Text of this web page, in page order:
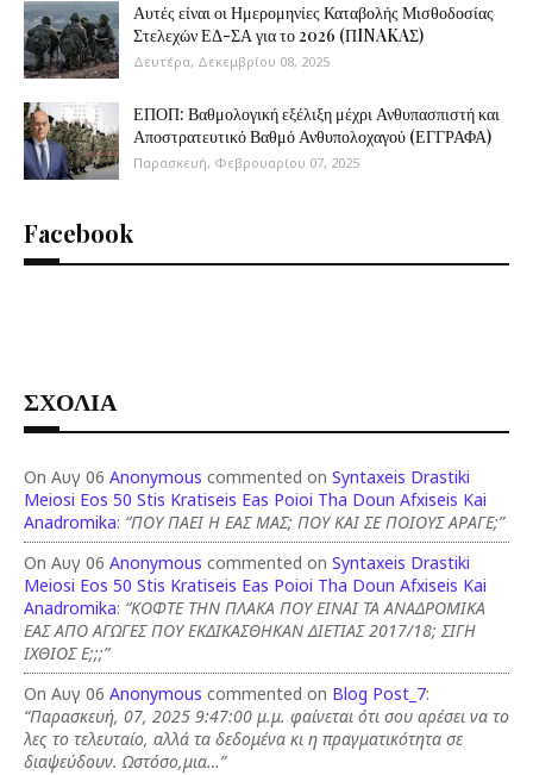
Αυτές είναι οι Ημερομηνίες Καταβολής Μισθοδοσίας
Στελεχών ΕΔ-ΣΑ για το 2026 (ΠINAKAΣ)
Δευτέρα, Δεκεμβρίου 08, 2025
ΕΠΟΠ: Βαθμολογική εξέλιξη μέχρι Ανθυπασπιστή και
Αποστρατευτικό Βαθμό Ανθυπολοχαγού (ΕΓΓΡΑΦΑ)
Παρασκευή, Φεβρουαρίου 07, 2025
Facebook
ΣΧΟΛΙΑ
On Αυγ 06 Anonymous commented on Syntaxeis Drastiki
Meiosi Eos 50 Stis Kratiseis Eas Poioi Tha Doun Afxiseis Kai
Anadromika: “ΠΟΥ ΠΑΕΙ Η ΕΑΣ ΜΑΣ; ΠΟΥ ΚΑΙ ΣΕ ΠΟΙΟΥΣ ΑΡΑΓΕ;”
On Αυγ 06 Anonymous commented on Syntaxeis Drastiki
Meiosi Eos 50 Stis Kratiseis Eas Poioi Tha Doun Afxiseis Kai
Anadromika: “ΚΟΦΤΕ ΤΗΝ ΠΛΑΚΑ ΠΟΥ ΕΙΝΑΙ ΤΑ ΑΝΑΔΡΟΜΙΚΑ
ΕΑΣ ΑΠΟ ΑΓΩΓΕΣ ΠΟΥ ΕΚΔΙΚΑΣΘΗΚΑΝ ΔΙΕΤΙΑΣ 2017/18; ΣΙΓΗ
ΙΧΘΙΟΣ Ε;;;”
On Αυγ 06 Anonymous commented on Blog Post_7:
“Παρασκευή, 07, 2025 9:47:00 μ.μ. φαίνεται ότι σου αρέσει να το
λες το τελευταίο, αλλά τα δεδομένα κι η πραγματικότητα σε
διαψεύδουν. Ωστόσο,μια…”